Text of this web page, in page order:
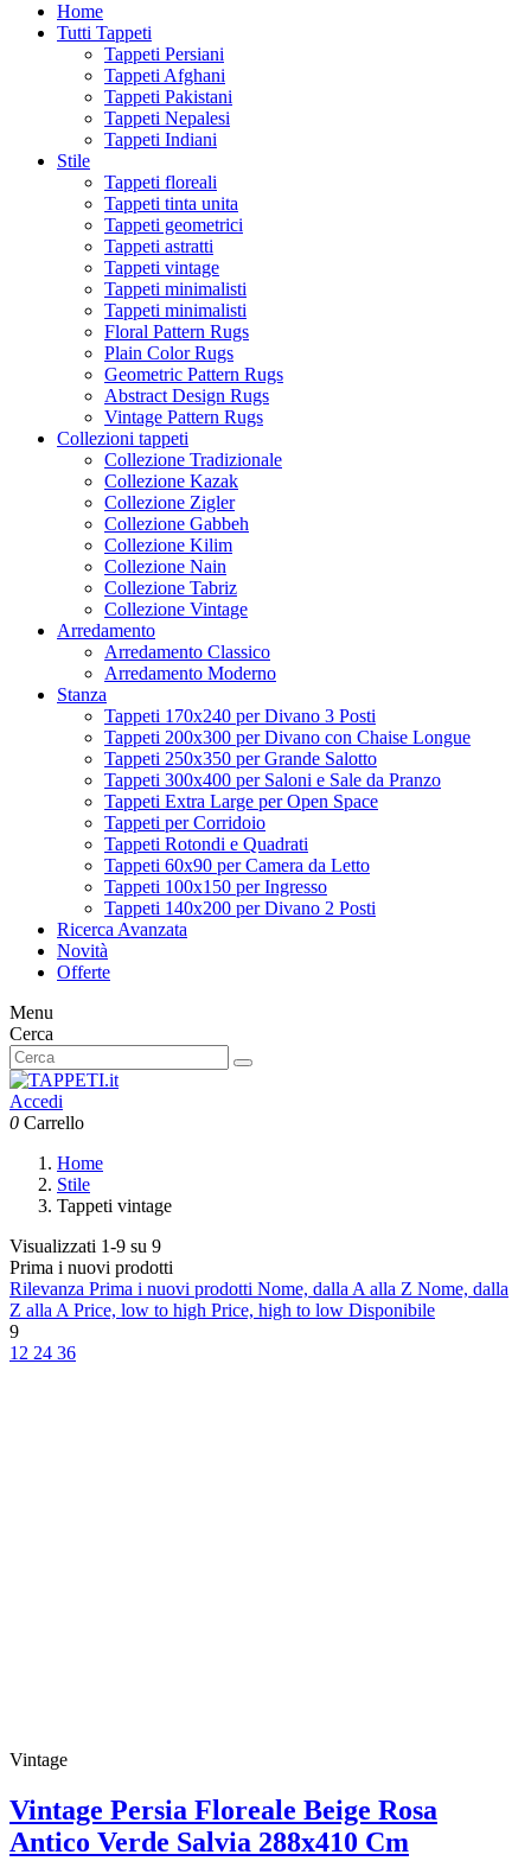
Home
Tutti Tappeti
Tappeti Persiani
Tappeti Afghani
Tappeti Pakistani
Tappeti Nepalesi
Tappeti Indiani
Stile
Tappeti floreali
Tappeti tinta unita
Tappeti geometrici
Tappeti astratti
Tappeti vintage
Tappeti minimalisti
Tappeti minimalisti
Floral Pattern Rugs
Plain Color Rugs
Geometric Pattern Rugs
Abstract Design Rugs
Vintage Pattern Rugs
Collezioni tappeti
Collezione Tradizionale
Collezione Kazak
Collezione Zigler
Collezione Gabbeh
Collezione Kilim
Collezione Nain
Collezione Tabriz
Collezione Vintage
Arredamento
Arredamento Classico
Arredamento Moderno
Stanza
Tappeti 170x240 per Divano 3 Posti
Tappeti 200x300 per Divano con Chaise Longue
Tappeti 250x350 per Grande Salotto
Tappeti 300x400 per Saloni e Sale da Pranzo
Tappeti Extra Large per Open Space
Tappeti per Corridoio
Tappeti Rotondi e Quadrati
Tappeti 60x90 per Camera da Letto
Tappeti 100x150 per Ingresso
Tappeti 140x200 per Divano 2 Posti
Ricerca Avanzata
Novità
Offerte
Menu
Cerca
Accedi
0 Carrello
Home
Stile
Tappeti vintage
Visualizzati 1-9 su 9
Prima i nuovi prodotti
Rilevanza Prima i nuovi prodotti Nome, dalla A alla Z Nome, dalla
Z alla A Price, low to high Price, high to low Disponibile
9
12 24 36
Vintage
Vintage Persia Floreale Beige Rosa
Antico Verde Salvia 288x410 Cm